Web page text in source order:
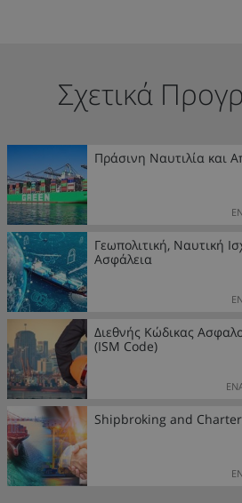
Σχετικά
Πράσινη Ναυτιλία και
Γεωπολιτική, Ναυτική
Ασφάλεια
Διεθνής Κώδικας
(ISM Code)
Shipbroking and